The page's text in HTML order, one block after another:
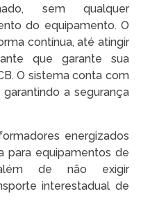
sem qualquer
do equipamento. O
contínua, até atingir
que garante sua
O sistema conta com
a segurança
energizados
para equipamentos de
de não exigir
interestadual de